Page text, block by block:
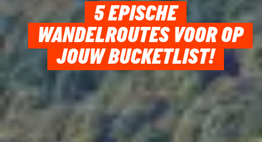
5 EPISCHE
WANDELROUTES VOOR OP
JOUW BUCKETLIST!